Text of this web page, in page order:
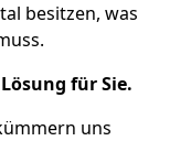
besitzen, was
für Sie.
uns